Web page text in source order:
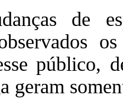
de
público,
geram